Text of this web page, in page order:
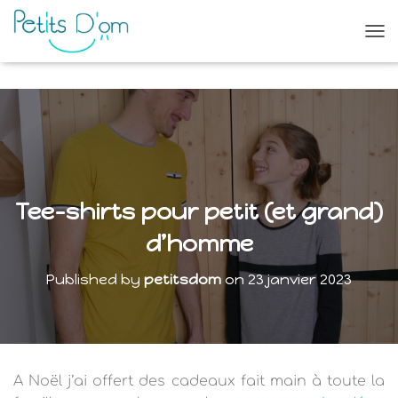
U
M
A
A
Tee-shirts pour petit (et grand)
d’homme
Published by petitsdom on 23 janvier 2023
A Noël j’ai offert des cadeaux fait main à toute la